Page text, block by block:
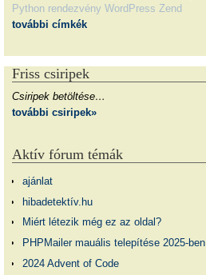
Python rendezvény WordPress Zend
további címkék
Friss csiripek
Csiripek betöltése…
további csiripek»
Aktív fórum témák
ajánlat
hibadetektív.hu
Miért létezik még ez az oldal?
PHPMailer mauális telepítése 2025-ben
2024 Advent of Code